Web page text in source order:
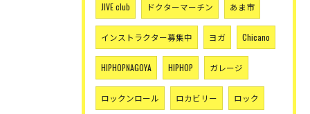
JIVE club ドクターマーチン あま市
インストラクター募集中 ヨガ Chicano
HIPHOPNAGOYA HIPHOP ガレージ
ロックンロール ロカビリー ロック